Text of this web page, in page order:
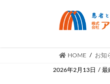
HOME お知
2026年2月13日 / 最